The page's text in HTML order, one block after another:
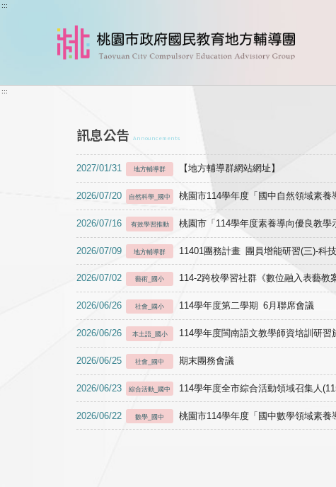
跳到主要內容
:::
:::
訊息公告 Announcements
2027/01/31 地方輔導群 【地方輔導群網站網址】
2026/07/20 自然科學_國中 桃園市114學年度「國中自然領域素
2026/07/16 有效學習推動 桃園市「114學年度素養導向優良教學
2026/07/09 地方輔導群 11401團務計畫 團員增能研習(三)-科
2026/07/02 藝術_國小 114-2跨校學習社群《數位融入表藝教
2026/06/26 社會_國小 114學年度第二學期 6月聯席會議
2026/06/26 本土語_國小 114學年度閩南語文教學師資培訓研習
2026/06/25 社會_國中 期末團務會議
2026/06/23 綜合活動_國中 114學年度全市綜合活動領域召集人
2026/06/22 數學_國中 桃園市114學年度「國中數學領域素